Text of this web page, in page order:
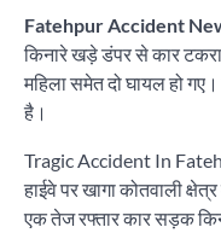
Fatehpur Accident
किनारे खड़े डंपर से कार
महिला समेत दो घायल हो
है।
Tragic Accident In
हाईवे पर खागा कोतवाली
एक तेज रफ्तार कार सड़क